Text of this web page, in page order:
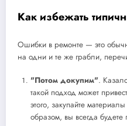
Как избежать
Ошибки в ремонте — это
на одни и те же грабли,
"Потом докупим".
такой подход может
этого, закупайте
образом, вы всегда